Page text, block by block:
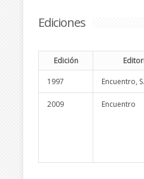
Ediciones
Edición
1997 Encuentro,
2009 Encuentro